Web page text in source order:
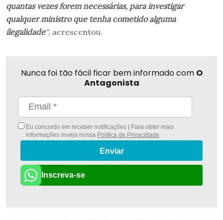
quantas vezes forem necessárias, para investigar
qualquer ministro que tenha cometido alguma
ilegalidade“, acrescentou.
Nunca foi tão fácil ficar bem informado com O
Antagonista
Eu concordo em receber notificações | Para obter mais
informações reveja nossa Política de Privacidade
Enviar
Inscreva-se